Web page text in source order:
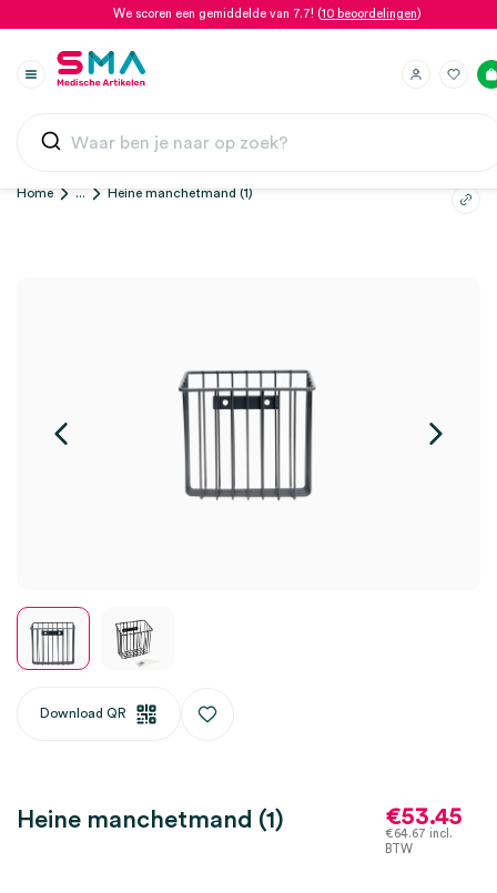
We scoren een gemiddelde van 7.7! (10 beoordelingen)
Home ... Heine manchetmand (1)
Download QR
Heine manchetmand (1) €53.45
€64.67 incl.
BTW